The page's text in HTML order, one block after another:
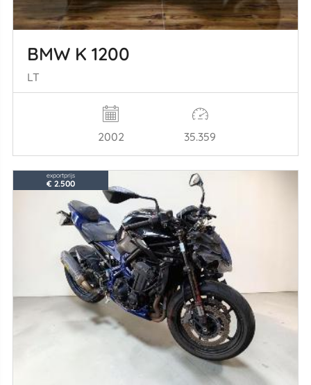
BMW K 1200
LT
2002 35.359
exportprijs
€ 2.500